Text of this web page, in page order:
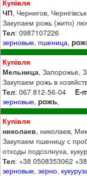
Купівля
ЧП, Чернигов,
Закупаем рожь (жито)
Тел: 0987107226
зерновые, пшеница,
Купівля
Мельница, Запорожье,
Закупаем рожь в
Тел: 067 812-56-04 E-
зерновые, рожь,
Купівля
николаев, николаев,
Закупаем пшеницу с
отходы подсолнуха,
Тел: +38 0508353062
зерновые,зерно,